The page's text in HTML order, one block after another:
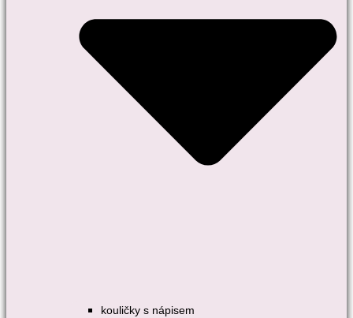
kouličky s nápisem